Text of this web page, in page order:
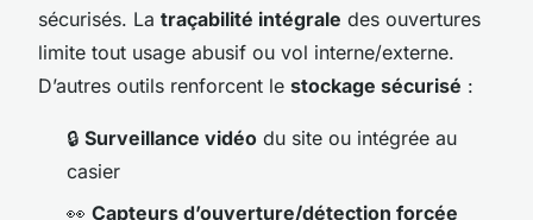
sécurisés. La traçabilité intégrale des ouvertures
limite tout usage abusif ou vol interne/externe.
D’autres outils renforcent le stockage sécurisé :
🔒 Surveillance vidéo du site ou intégrée au
casier
👀 Capteurs d’ouverture/détection forcée